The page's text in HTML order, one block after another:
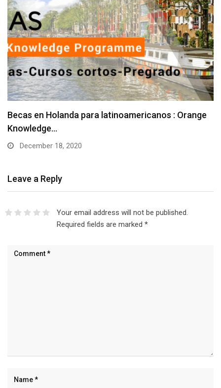
Becas en Holanda para latinoamericanos : Orange
Knowledge…
December 18, 2020
Leave a Reply
Your email address will not be published.
Required fields are marked *